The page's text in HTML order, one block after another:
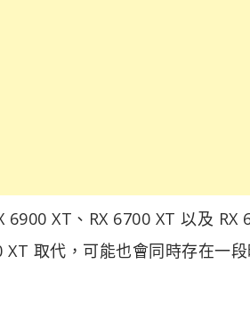
XT、RX 6700 XT 以及 RX
取代，可能也會同時存在一段